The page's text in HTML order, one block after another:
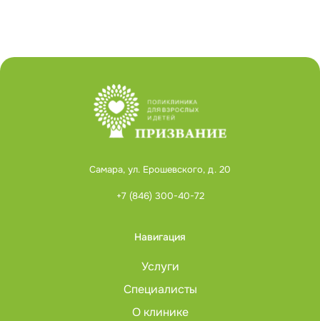
Самара, ул. Ерошевского, д. 20
+7 (846) 300-40-72
Навигация
Услуги
Специалисты
О клинике